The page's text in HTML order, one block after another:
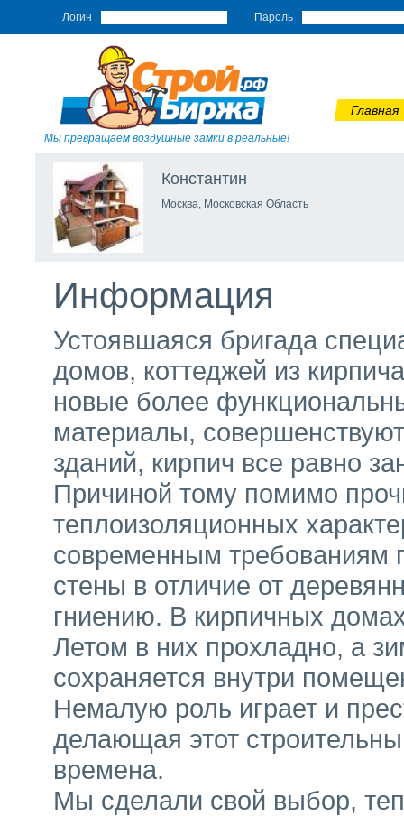
Логин Пароль
Мы превращаем воздушные замки в реальные!
Главная
Константин
Москва, Московская Область
Информация
Устоявшаяся бригада
домов, коттеджей из
новые более
материалы,
зданий, кирпич все равно
Причиной тому помимо
теплоизоляционных
современным требованиям
стены в отличие от
гниению. В кирпичных
Летом в них прохладно, а
сохраняется внутри
Немалую роль играет и
делающая этот
времена.
Мы сделали свой выбор,